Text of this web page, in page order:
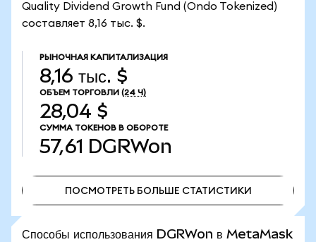
Quality Dividend Growth Fund (Ondo Tokenized)
составляет 8,16 тыс. $.
РЫНОЧНАЯ КАПИТАЛИЗАЦИЯ
8,16 тыс. $
ОБЪЕМ ТОРГОВЛИ (24 Ч)
28,04 $
СУММА ТОКЕНОВ В ОБОРОТЕ
57,61 DGRWon
ПОСМОТРЕТЬ БОЛЬШЕ СТАТИСТИКИ
Способы использования DGRWon в MetaMask